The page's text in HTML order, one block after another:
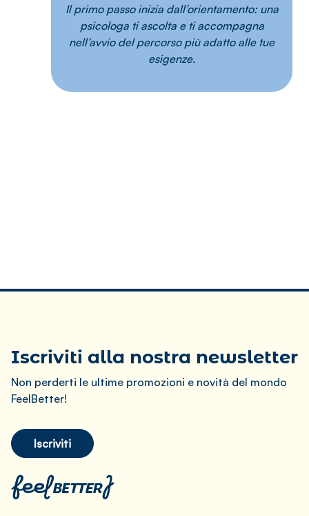
Il primo passo inizia dall’orientamento: una
psicologa ti ascolta e ti accompagna
nell’avvio del percorso più adatto alle tue
esigenze.
Iscriviti alla nostra newsletter
Non perderti le ultime promozioni e novità del mondo
FeelBetter!
Iscriviti